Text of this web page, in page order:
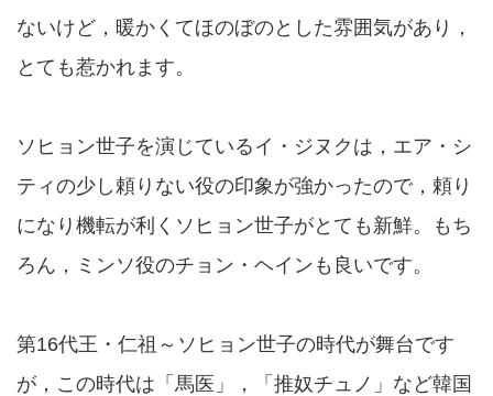
ないけど，暖かくてほのぼのとした雰囲気があり，
とても惹かれます。
ソヒョン世子を演じているイ・ジヌクは，エア・シ
ティの少し頼りない役の印象が強かったので，頼り
になり機転が利くソヒョン世子がとても新鮮。もち
ろん，ミンソ役のチョン・ヘインも良いです。
第16代王・仁祖～ソヒョン世子の時代が舞台です
が，この時代は「馬医」，「推奴チュノ」など韓国